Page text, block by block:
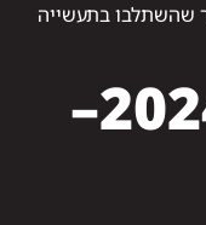
שהשתלבו בתעשייה
מצב השוק 2024–